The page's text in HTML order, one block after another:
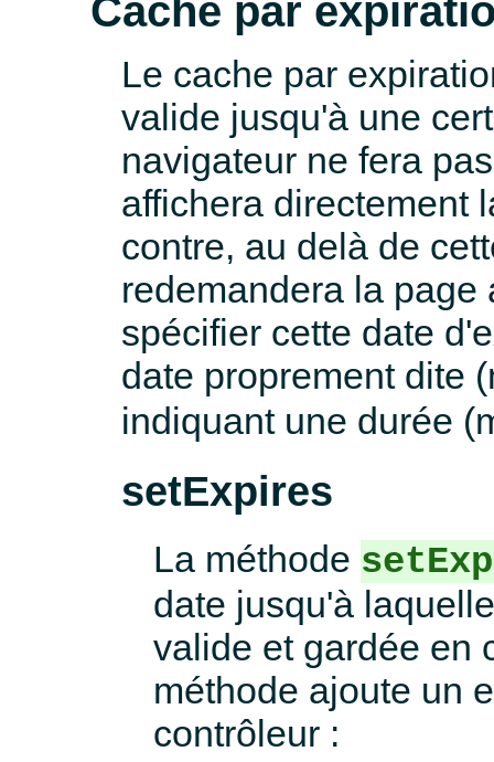
Cache par
Le cache par
valide jusqu'à une
navigateur ne fera
affichera directement
contre, au delà de
redemandera la page
spécifier cette date
date proprement dite
indiquant une durée
setExpires
La méthode
date jusqu'à
valide et gardée en
méthode ajoute un
contrôleur :